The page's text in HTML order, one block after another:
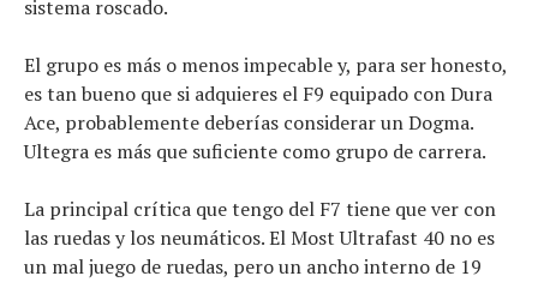
sistema roscado.
El grupo es más o menos impecable y, para ser honesto,
es tan bueno que si adquieres el F9 equipado con Dura
Ace, probablemente deberías considerar un Dogma.
Ultegra es más que suficiente como grupo de carrera.
La principal crítica que tengo del F7 tiene que ver con
las ruedas y los neumáticos. El Most Ultrafast 40 no es
un mal juego de ruedas, pero un ancho interno de 19